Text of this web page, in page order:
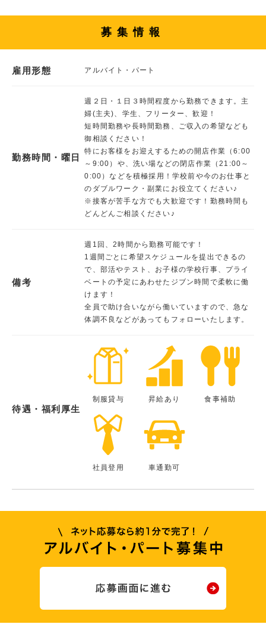
募集情報
雇用形態 アルバイト・パート
勤務時間・曜日
週２日・１日３時間程度から勤務できます。主
婦(主夫)、学生、フリーター、歓迎！
短時間勤務や長時間勤務、ご収入の希望なども
御相談ください！
特にお客様をお迎えするための開店作業（6:00
～9:00）や、洗い場などの閉店作業（21:00～
0:00）などを積極採用！学校前や今のお仕事と
のダブルワーク・副業にお役立てください♪
※接客が苦手な方でも大歓迎です！勤務時間も
どんどんご相談ください♪
備考
週1回、2時間から勤務可能です！
1週間ごとに希望スケジュールを提出できるの
で、部活やテスト、お子様の学校行事、プライ
ベートの予定にあわせたジブン時間で柔軟に働
けます！
全員で助け合いながら働いていますので、急な
体調不良などがあってもフォローいたします。
待遇・福利厚生
制服貸与 昇給あり 食事補助
社員登用 車通勤可